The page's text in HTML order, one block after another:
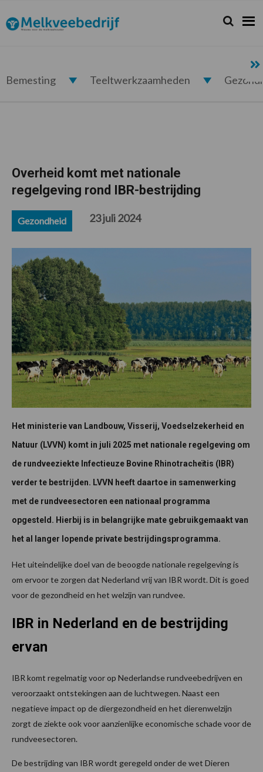
de
hoofdnavigatie
de
hoofd
de
eerste
de
voettekst
Melkveebedrijf.nl Zoeken...
Zoek
Bemesting Teeltwerkzaamheden
Overheid komt met nationale
regelgeving rond IBR-bestrijding
Gezondheid 23 juli 2024
Het ministerie van Landbouw, Visserij, Voedselzekerheid en
Natuur (LVVN) komt in juli 2025 met nationale regelgeving om
de rundveeziekte Infectieuze Bovine Rhinotracheïtis (IBR)
verder te bestrijden. LVVN heeft daartoe in samenwerking
met de rundveesectoren een nationaal programma
opgesteld. Hierbij is in belangrijke mate gebruikgemaakt van
het al langer lopende private bestrijdingsprogramma.
Het uiteindelijke doel van de beoogde nationale regelgeving is
om ervoor te zorgen dat Nederland vrij van IBR wordt. Dit is goed
voor de gezondheid en het welzijn van rundvee.
IBR in Nederland en de bestrijding
ervan
IBR komt regelmatig voor op Nederlandse rundveebedrijven en
veroorzaakt ontstekingen aan de luchtwegen. Naast een
negatieve impact op de diergezondheid en het dierenwelzijn
zorgt de ziekte ook voor aanzienlijke economische schade voor de
rundveesectoren.
De bestrijding van IBR wordt geregeld onder de wet Dieren